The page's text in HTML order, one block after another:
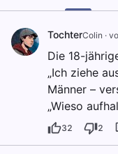
TochterColin ·
Die 18-
„Ich ziehe
Männer –
„Wieso
32 2